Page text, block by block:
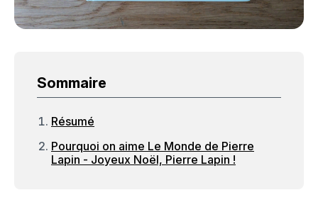
Sommaire
Résumé
Pourquoi on aime Le Monde de Pierre
Lapin - Joyeux Noël, Pierre Lapin !